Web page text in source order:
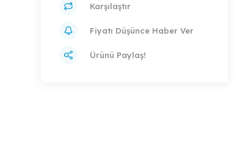
Karşılaştır
Fiyatı Düşünce Haber Ver
Ürünü Paylaş!